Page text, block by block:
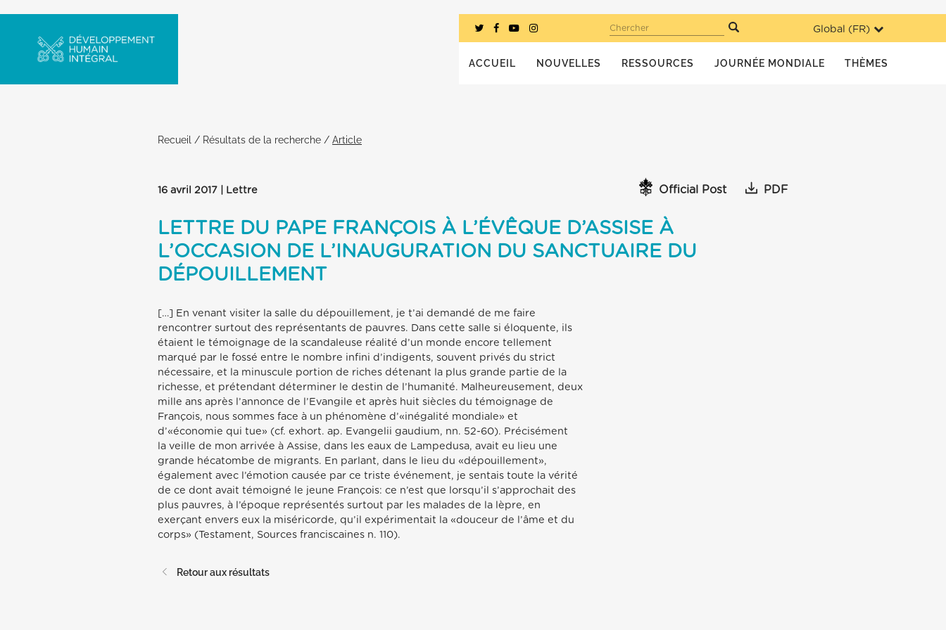
Global (FR)
Chercher
ACCUEIL NOUVELLES RESSOURCES JOURNÉE MONDIALE THÈMES
Recueil / Résultats de la recherche / Article
16 avril 2017 | Lettre Official Post PDF
LETTRE DU PAPE FRANÇOIS À L’ÉVÊQUE D’ASSISE À
L’OCCASION DE L’INAUGURATION DU SANCTUAIRE DU
DÉPOUILLEMENT
[…] En venant visiter la salle du dépouillement, je t’ai demandé de me faire
rencontrer surtout des représentants de pauvres. Dans cette salle si éloquente, ils
étaient le témoignage de la scandaleuse réalité d’un monde encore tellement
marqué par le fossé entre le nombre infini d’indigents, souvent privés du strict
nécessaire, et la minuscule portion de riches détenant la plus grande partie de la
richesse, et prétendant déterminer le destin de l’humanité. Malheureusement, deux
mille ans après l’annonce de l’Evangile et après huit siècles du témoignage de
François, nous sommes face à un phénomène d’«inégalité mondiale» et
d’«économie qui tue» (cf. exhort. ap. Evangelii gaudium, nn. 52-60). Précisément
la veille de mon arrivée à Assise, dans les eaux de Lampedusa, avait eu lieu une
grande hécatombe de migrants. En parlant, dans le lieu du «dépouillement»,
également avec l’émotion causée par ce triste événement, je sentais toute la vérité
de ce dont avait témoigné le jeune François: ce n’est que lorsqu’il s’approchait des
plus pauvres, à l’époque représentés surtout par les malades de la lèpre, en
exerçant envers eux la miséricorde, qu’il expérimentait la «douceur de l’âme et du
corps» (Testament, Sources franciscaines n. 110).
Retour aux résultats